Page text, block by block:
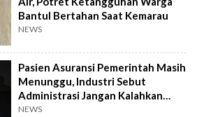
Bantul Bertahan Saat Kemarau
NEWS
Pasien Asuransi Pemerintah Masih
Menunggu, Industri Sebut
Administrasi Jangan Kalahkan
Kemanusiaan
NEWS